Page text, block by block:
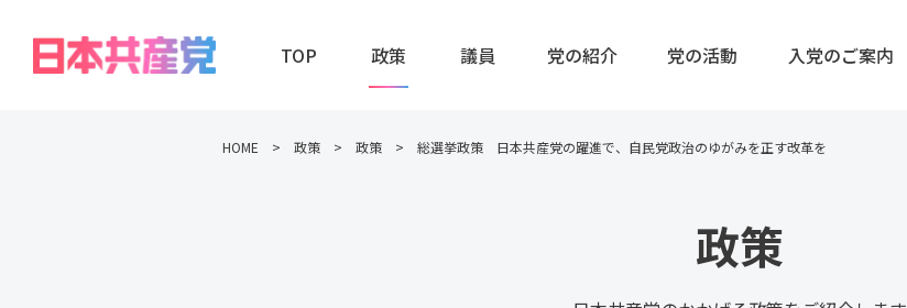
TOP 政策 議員 党の紹介 党の活動 入党のご案内
HOME 政策 政策 総選挙政策 日本共産党の躍進で、自民党政治のゆがみを正す改革を
政策